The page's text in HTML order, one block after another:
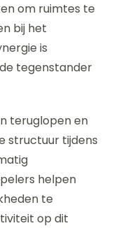
om ruimtes te
bij het
is
tegenstander
teruglopen en
structuur tijdens
helpen
te
op dit